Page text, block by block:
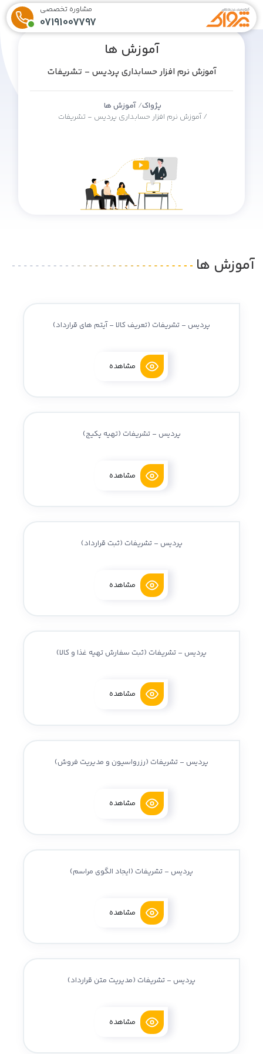
مشاوره تخصصی
07191007797
آموزش ها
آموزش نرم افزار حسابداری پردیس - تشریفات
پژواک آموزش ها
آموزش نرم افزار حسابداری پردیس - تشریفات
آموزش ها
پردیس - تشریفات (تعریف کالا - آیتم های قرارداد)
مشاهده
پردیس - تشریفات (تهیه پکیج)
مشاهده
پردیس - تشریفات (ثبت قرارداد)
مشاهده
پردیس - تشریفات (ثبت سفارش تهیه غذا و کالا)
مشاهده
پردیس - تشریفات (رزرواسیون و مدیریت فروش)
مشاهده
پردیس - تشریفات (ایجاد الگوی مراسم)
مشاهده
پردیس - تشریفات (مدیریت متن قرارداد)
مشاهده